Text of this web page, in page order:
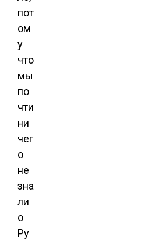
пот
ом
у
что
мы
по
чти
ни
чег
о
не
зна
ли
о
Ру